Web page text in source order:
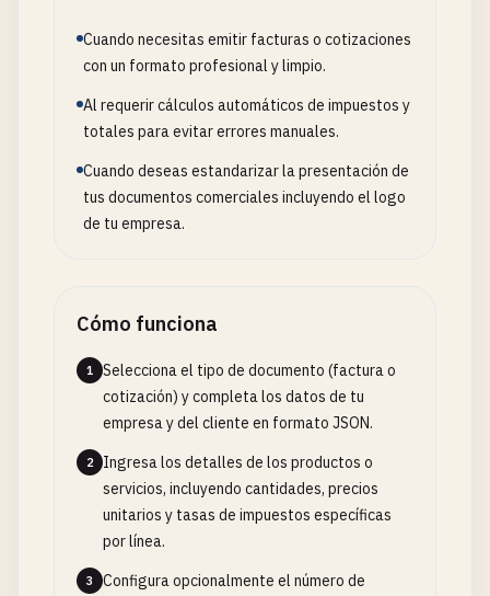
Cuando necesitas emitir facturas o cotizaciones
con un formato profesional y limpio.
Al requerir cálculos automáticos de impuestos y
totales para evitar errores manuales.
Cuando deseas estandarizar la presentación de
tus documentos comerciales incluyendo el logo
de tu empresa.
Cómo funciona
1
Selecciona el tipo de documento (factura o
cotización) y completa los datos de tu
empresa y del cliente en formato JSON.
2
Ingresa los detalles de los productos o
servicios, incluyendo cantidades, precios
unitarios y tasas de impuestos específicas
por línea.
3
Configura opcionalmente el número de